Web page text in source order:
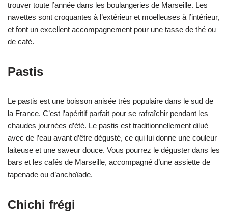
trouver toute l’année dans les boulangeries de Marseille. Les
navettes sont croquantes à l’extérieur et moelleuses à l’intérieur,
et font un excellent accompagnement pour une tasse de thé ou
de café.
Pastis
Le pastis est une boisson anisée très populaire dans le sud de
la France. C’est l’apéritif parfait pour se rafraîchir pendant les
chaudes journées d’été. Le pastis est traditionnellement dilué
avec de l’eau avant d’être dégusté, ce qui lui donne une couleur
laiteuse et une saveur douce. Vous pourrez le déguster dans les
bars et les cafés de Marseille, accompagné d’une assiette de
tapenade ou d’anchoïade.
Chichi frégi